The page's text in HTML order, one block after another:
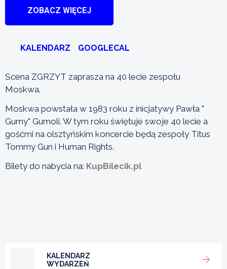
ZOBACZ WIĘCEJ
KALENDARZ GOOGLECAL
Scena ZGRZYT zaprasza na 40 lecie zespołu
Moskwa.
Moskwa powstała w 1983 roku z inicjatywy Pawła "
Gumy" Gumoli. W tym roku świętuje swoje 40 lecie a
gośćmi na olsztyńskim koncercie będą zespoły Titus
Tommy Gun i Human Rights.
Bilety do nabycia na: KupBilecik.pl
KALENDARZ
WYDARZEŃ